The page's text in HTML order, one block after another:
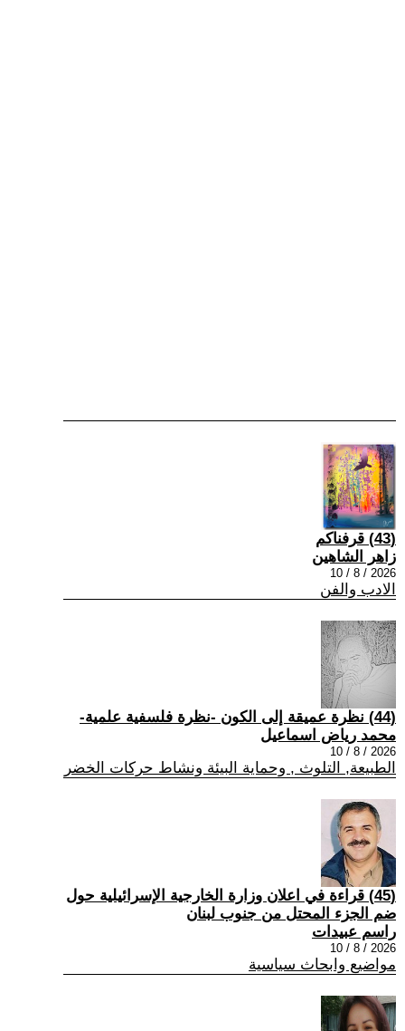
(43) قرفناكم
زاهر الشاهين
2026 / 8 / 10
الادب والفن
(44) نظرة عميقة إلى الكون -نظرة فلسفية علمية-
محمد رياض اسماعيل
2026 / 8 / 10
الطبيعة, التلوث , وحماية البيئة ونشاط حركات الخضر
(45) قراءة في اعلان وزارة الخارجية الإسرائيلية حول
ضم الجزء المحتل من جنوب لبنان
راسم عبيدات
2026 / 8 / 10
مواضيع وابحاث سياسية